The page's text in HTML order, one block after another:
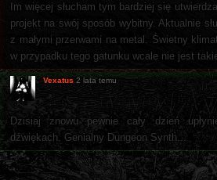
Im więcej słucham tym bardziej się
projekt na swój sposób wybitny. Aktualnie
z małymi przerwami na metal. Świetny
w przypadku tego gatunku wcale nie jest
Vexatus 2 lata temu
Dzisiaj znowu pewnie cały dzień
dźwiękach. Genialny Dungeon Synth...